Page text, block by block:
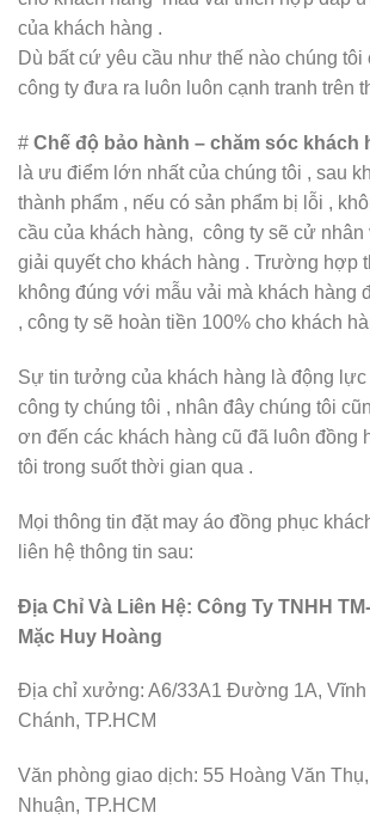
của khách hàng .
Dù bất cứ yêu cầu như thế nào chúng tôi
công ty đưa ra luôn luôn cạnh tranh trên
# Chế độ bảo hành – chăm sóc khách
là ưu điểm lớn nhất của chúng tôi , sau
thành phẩm , nếu có sản phẩm bị lỗi ,
cầu của khách hàng, công ty sẽ cử nhân
giải quyết cho khách hàng . Trường hợp
không đúng với mẫu vải mà khách hàng
, công ty sẽ hoàn tiền 100% cho khách
Sự tin tưởng của khách hàng là động lực
công ty chúng tôi , nhân đây chúng tôi
ơn đến các khách hàng cũ đã luôn đồng
tôi trong suốt thời gian qua .
Mọi thông tin đặt may áo đồng phục
liên hệ thông tin sau:
Địa Chỉ Và Liên Hệ: Công Ty TNHH
Mặc Huy Hoàng
Địa chỉ xưởng: A6/33A1 Đường 1A, Vĩnh
Chánh, TP.HCM
Văn phòng giao dịch: 55 Hoàng Văn
Nhuận, TP.HCM